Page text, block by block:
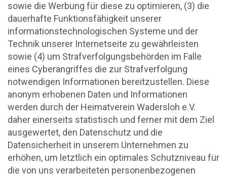
sowie die Werbung für diese zu optimieren, (3) die
dauerhafte Funktionsfähigkeit unserer
informationstechnologischen Systeme und der
Technik unserer Internetseite zu gewährleisten
sowie (4) um Strafverfolgungsbehörden im Falle
eines Cyberangriffes die zur Strafverfolgung
notwendigen Informationen bereitzustellen. Diese
anonym erhobenen Daten und Informationen
werden durch der Heimatverein Wadersloh e.V.
daher einerseits statistisch und ferner mit dem Ziel
ausgewertet, den Datenschutz und die
Datensicherheit in unserem Unternehmen zu
erhöhen, um letztlich ein optimales Schutzniveau für
die von uns verarbeiteten personenbezogenen